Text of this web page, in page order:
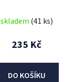
skladem (41 ks)
235 Kč
DO KOŠÍKU